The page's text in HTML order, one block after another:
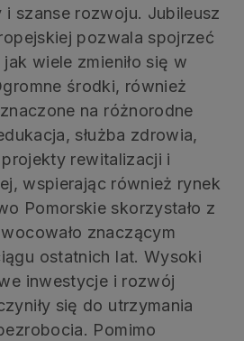
szanse rozwoju. Jubileusz
pozwala spojrzeć
wiele zmieniło się w
środki, również
na różnorodne
służba zdrowia,
rewitalizacji i
wspierając również rynek
Pomorskie skorzystało z
znaczącym
ostatnich lat. Wysoki
inwestycje i rozwój
się do utrzymania
Pomimo